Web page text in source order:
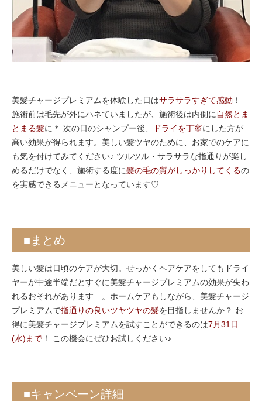
美髪チャージプレミアムを体験した日はサラサラすぎて感動 ！
施術前は毛先が外にハネていましたが、施術後は内側に 自然とま
とまる髪に＊ 次の日のシャンプー後、 ドライを丁寧にした方が
高い効果が得られます。美しい髪ツヤのために、お家でのケアに
も気を付けてみてください♪ ツルツル・サラサラな指通りが楽し
めるだけでなく、施術する度に髪の毛の質がしっかりしてくるの
を実感できるメニューとなっています♡
■まとめ
美しい髪は日頃のケアが大切。せっかくヘアケアをしてもドライ
ヤーが中途半端だとすぐに美髪チャージプレミアムの効果が失わ
れるおそれがあります…。ホームケアもしながら、美髪チャージ
プレミアムで指通りの良いツヤツヤの髪を目指しませんか？ お
得に美髪チャージプレミアムを試すことができるのは7月31日
(水)まで ！ この機会にぜひお試しください♪
■キャンペーン詳細